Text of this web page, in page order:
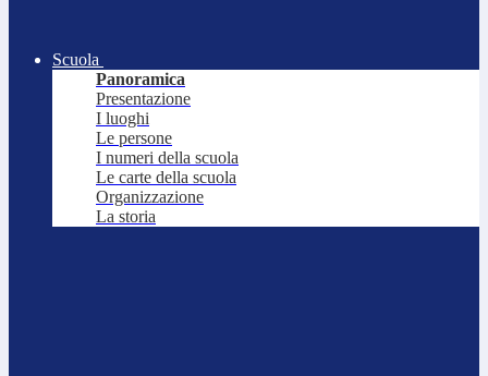
Scuola
Panoramica
Presentazione
I luoghi
Le persone
I numeri della scuola
Le carte della scuola
Organizzazione
La storia